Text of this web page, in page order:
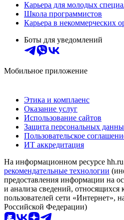
Карьера для молодых
Школа программистов
Карьера в некоммерческих
Боты для уведомлений
Мобильное приложение
Этика и комплаенс
Оказание услуг
Использование сайтов
Защита персональных
Пользовательское
ИТ аккредитация
На информационном ресурсе hh.ru
рекомендательные технологии
предоставления информации на
и анализа сведений, относящихся
пользователей сети «Интернет»,
Российской Федерации)